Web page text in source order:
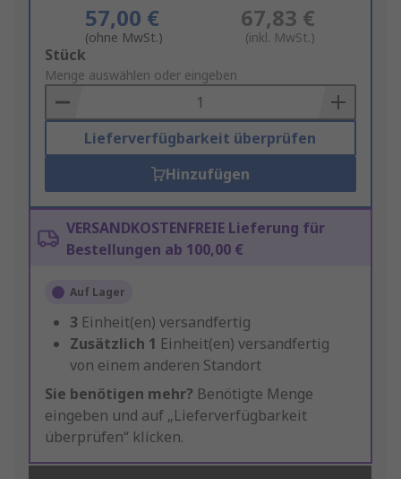
57,00 €
(ohne MwSt.)
67,83 €
(inkl. MwSt.)
Add
to
Basket
Stück
Menge auswählen oder eingeben
Lieferverfügbarkeit überprüfen
Hinzufügen
VERSANDKOSTENFREIE Lieferung für
Bestellungen ab 100,00 €
Auf Lager
3 Einheit(en) versandfertig
Zusätzlich 1 Einheit(en) versandfertig
von einem anderen Standort
Sie benötigen mehr? Benötigte Menge
eingeben und auf „Lieferverfügbarkeit
überprüfen“ klicken.